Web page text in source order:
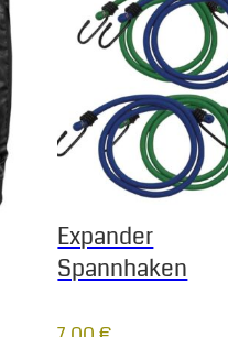
Expander
Spannhaken